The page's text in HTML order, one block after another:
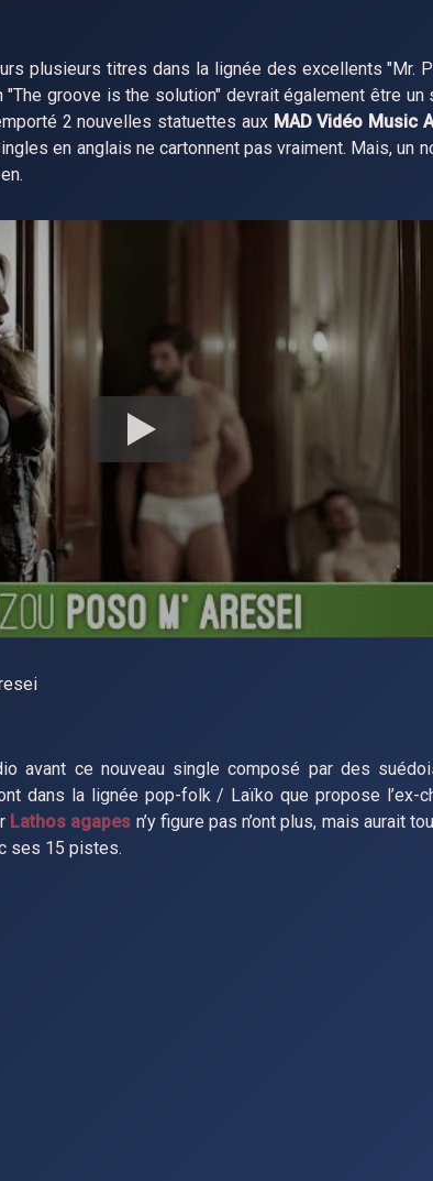
plusieurs titres dans la lignée des excellents "Mr.
groove is the solution" devrait également être
2 nouvelles statuettes aux MAD Vidéo Music
en anglais ne cartonnent pas vraiment. Mais, un
avant ce nouveau single composé par des
dans la lignée pop-folk / Laïko que propose l’ex-
Lathos agapes n’y figure pas n’ont plus, mais aurait
ses 15 pistes.